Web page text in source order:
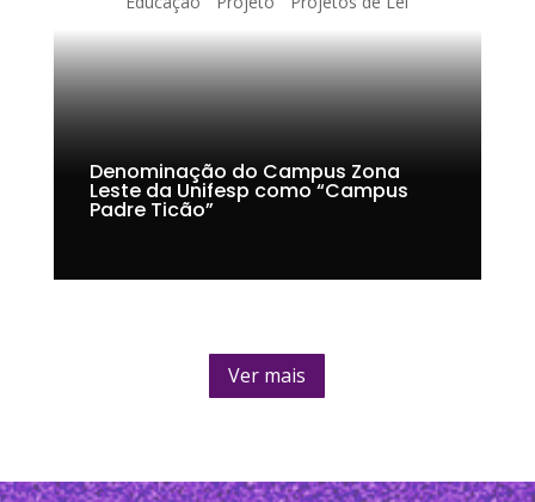
Denominação do Campus Zona
Leste da Unifesp como “Campus
Padre Ticão”
Ver mais